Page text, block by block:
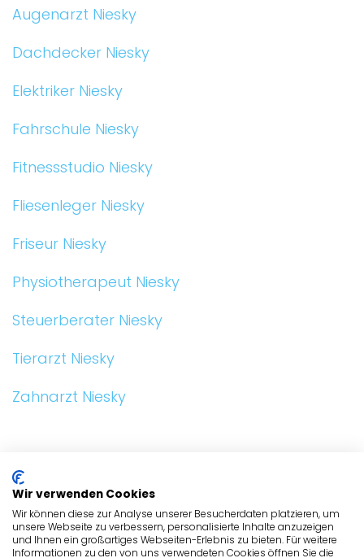
Augenarzt Niesky
Dachdecker Niesky
Elektriker Niesky
Fahrschule Niesky
Fitnessstudio Niesky
Fliesenleger Niesky
Friseur Niesky
Physiotherapeut Niesky
Steuerberater Niesky
Tierarzt Niesky
Zahnarzt Niesky
ALLGEMEIN
BRANCHEN
BRANCHEN
Wir verwenden Cookies
Wir können diese zur Analyse unserer Besucherdaten platzieren, um
unsere Webseite zu verbessern, personalisierte Inhalte anzuzeigen
und Ihnen ein großartiges Webseiten-Erlebnis zu bieten. Für weitere
Informationen zu den von uns verwendeten Cookies öffnen Sie die